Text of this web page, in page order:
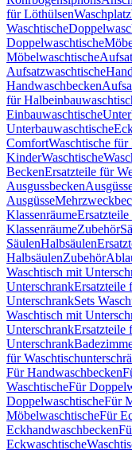
für LöthülsenWaschplatz
Waschtische
Doppelwaschtische
Möbelwaschtische
Aufsatzwaschtische
Handwaschbecken
für
Einbauwaschtische
Unterbauwaschtische
ComfortWaschtische
KinderWaschtische
BeckenErsatzteile für
Ausgussbecken
Ausgüsse
Klassenräume
KlassenräumeZubehör
SäulenHalbsäulen
HalbsäulenZubehör
Waschtisch mit
UnterschrankErsatzteile
UnterschrankSets
Waschtisch mit
UnterschrankErsatzteile
Unterschrank
für
Für Handwaschbecken
WaschtischeFür
DoppelwaschtischeFür
MöbelwaschtischeFür
Eckhandwaschbecken
Eckwaschtische